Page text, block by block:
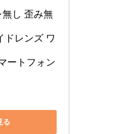
し 歪み無
ドレンズ ワ
ートフォン
る